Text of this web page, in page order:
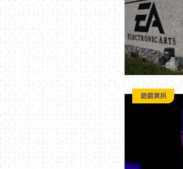
元
｜
3C
科
技
遊戲資訊